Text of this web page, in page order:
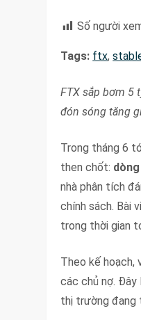
Số người
Tags: ftx,
FTX sắp bơm 5
đón sóng tăng
Trong tháng 6
then chốt:
nhà phân tích
chính sách. Bài
trong thời gian
Theo kế hoạch,
các chủ nợ.
thị trường đang